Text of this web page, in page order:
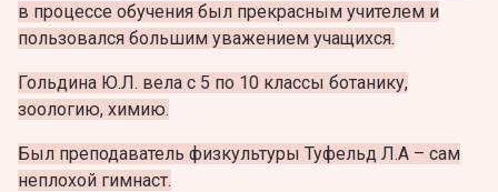
в процессе обучения был прекрасным учителем и
пользовался большим уважением учащихся.
Гольдина Ю.Л. вела с 5 по 10 классы ботанику,
зоологию, химию.
Был преподаватель физкультуры Туфельд Л.А – сам
неплохой гимнаст.